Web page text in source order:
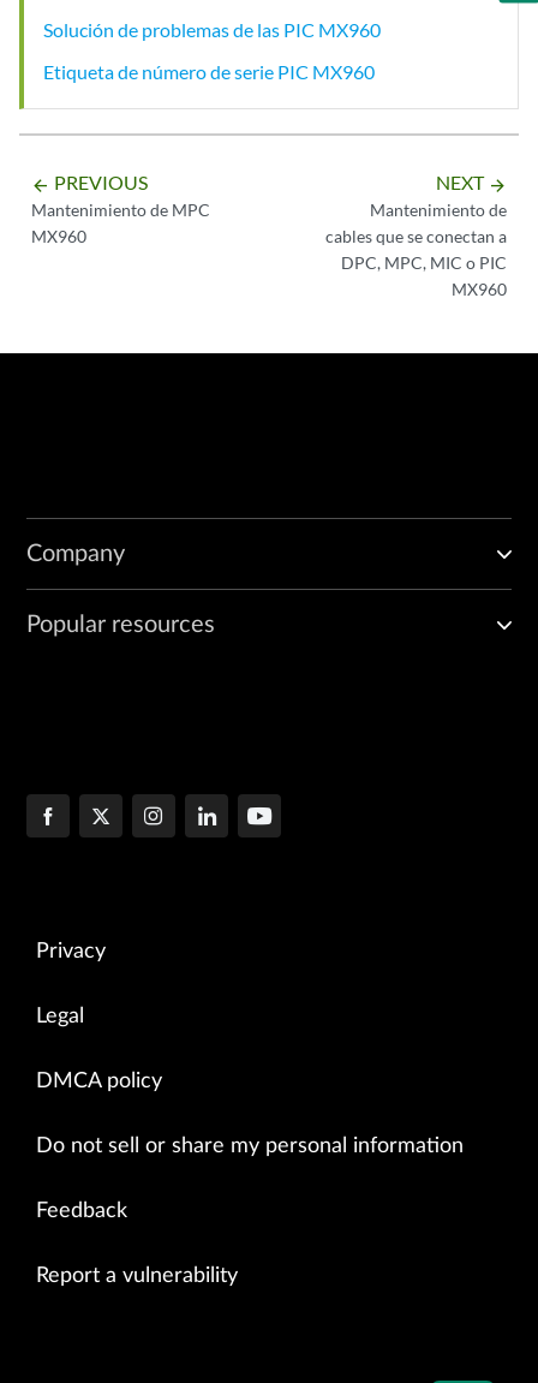
Solución de problemas de las PIC MX960
Etiqueta de número de serie PIC MX960
arrow_backward PREVIOUS
Mantenimiento de MPC
MX960
NEXT arrow_forward
Mantenimiento de
cables que se conectan a
DPC, MPC, MIC o PIC
MX960
Company
Popular resources
Privacy
Legal
DMCA policy
Do not sell or share my personal information
Feedback
Report a vulnerability